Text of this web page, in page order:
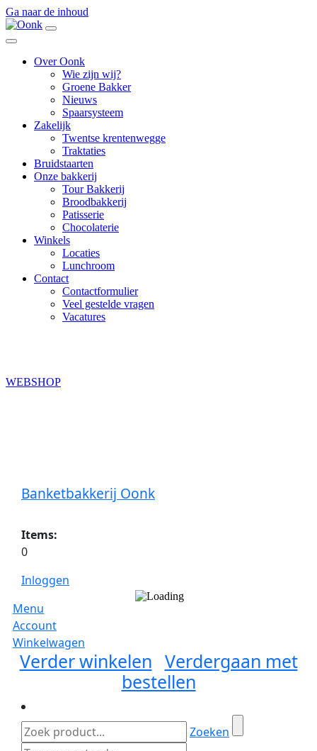
Ga naar de inhoud
Main
Navigation
Over Oonk
Wie zijn wij?
Groene Bakker
Nieuws
Spaarsysteem
Zakelijk
Twentse krentenwegge
Traktaties
Bruidstaarten
Onze bakkerij
Tour Bakkerij
Broodbakkerij
Patisserie
Chocolaterie
Winkels
Locaties
Lunchroom
Contact
Contactformulier
Veel gestelde vragen
Vacatures
WEBSHOP